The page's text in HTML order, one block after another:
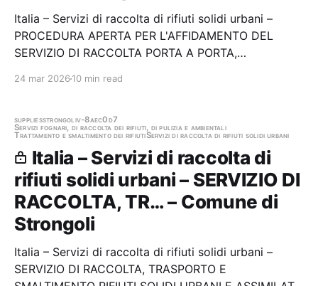
Italia – Servizi di raccolta di rifiuti solidi urbani –
PROCEDURA APERTA PER L'AFFIDAMENTO DEL
SERVIZIO DI RACCOLTA PORTA A PORTA,
ALTRI SERVIZI ACCESSORI NEL COMUNE DI
CANDELA…
24 mar 2026 10 min read
suppliesstrongoliv-8aec0d7
Servizi fognari, di raccolta dei rifiuti, di pulizia e ambientali
Trattamento e smaltimento dei rifiutiServizi di raccolta di rifiuti solidi urbani
Italia – Servizi di raccolta di
rifiuti solidi urbani – SERVIZIO DI
RACCOLTA, TR… – Comune di
Strongoli
Italia – Servizi di raccolta di rifiuti solidi urbani –
SERVIZIO DI RACCOLTA, TRASPORTO E